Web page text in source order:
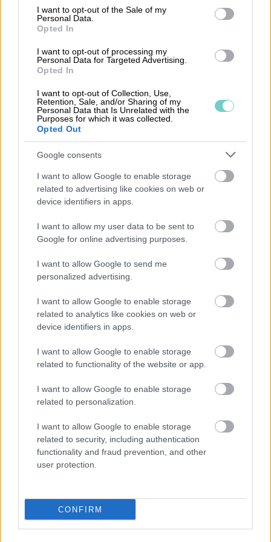
consent section.
I want to opt-out of the Sale of my
Personal Data.
Opted In
I want to opt-out of processing my
Personal Data for Targeted Advertising.
Opted In
I want to opt-out of Collection, Use,
Retention, Sale, and/or Sharing of my
Personal Data that Is Unrelated with the
Purposes for which it was collected.
Opted Out
Google consents
I want to allow Google to enable storage
related to advertising like cookies on web or
device identifiers in apps.
I want to allow my user data to be sent to
Google for online advertising purposes.
I want to allow Google to send me
personalized advertising.
I want to allow Google to enable storage
related to analytics like cookies on web or
device identifiers in apps.
I want to allow Google to enable storage
related to functionality of the website or app.
I want to allow Google to enable storage
related to personalization.
I want to allow Google to enable storage
related to security, including authentication
functionality and fraud prevention, and other
user protection.
CONFIRM
Egenskaper
Resultaten är lättillgängliga och kontinuerliga vilket
för att du snabbt kan analysera informationen och
fatta beslut kring ditt koldioxidavtryck baserat på
fakta.
Automatiserat
Ingen tidskrävande datainsamling och Excel
baserat på din finansiella information och du får en
rapport direkt i Procountor varje månad.
Enkelt att använda och lätt att beställa
Det går snabbt och smidigt att börja använda
Utvecklat av miljövetare vid Helsingfors Universitet.
För att starta beräkningen så behöver du som